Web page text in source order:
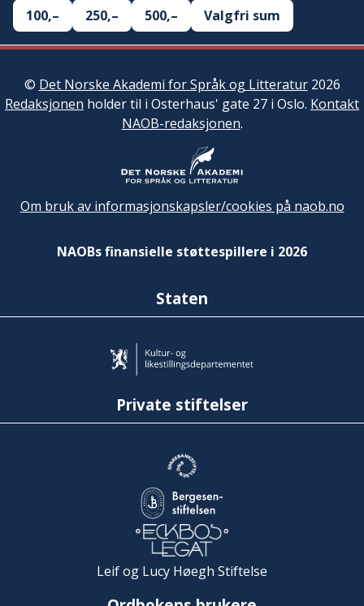
100,–
250,– 500,– Valgfri sum
© Det Norske Akademi for Språk og Litteratur2026
Redaksjonen holder til i Osterhaus' gate 27 i Oslo. Kontakt
NAOB-redaksjonen.
Om bruk av informasjonskapsler/cookies på naob.no
NAOBs finansielle støttespillere i 2026
Staten
Private stiftelser
Leif og Lucy Høegh Stiftelse